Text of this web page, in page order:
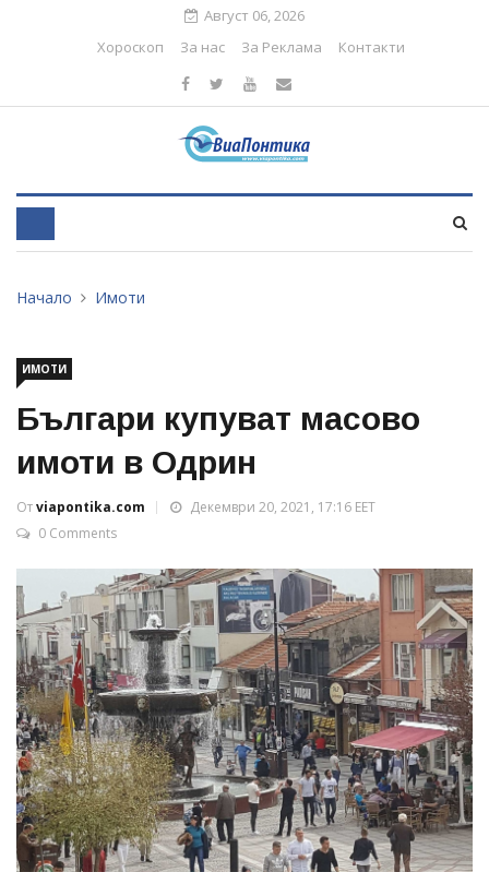
Август 06, 2026
Хороскоп
За нас За Реклама Контакти
Начало Имоти
ИМОТИ
Българи купуват масово
имоти в Одрин
Отviapontika.com
Декември 20, 2021, 17:16 EET
0 Comments